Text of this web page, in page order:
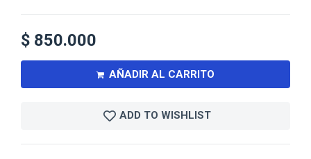
$ 850.000
AÑADIR AL CARRITO
ADD TO WISHLIST